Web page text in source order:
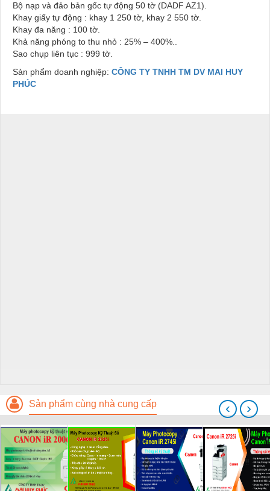
Bộ nạp và đảo bản gốc tự động 50 tờ (DADF AZ1).
Khay giấy tự động : khay 1 250 tờ, khay 2 550 tờ.
Khay đa năng : 100 tờ.
Khả năng phóng to thu nhỏ : 25% – 400%..
Sao chụp liên tục : 999 tờ.
Sản phẩm doanh nghiệp: CÔNG TY TNHH TM DV MAI HUY
PHÚC
Sản phẩm cùng nhà cung cấp ‹ ›